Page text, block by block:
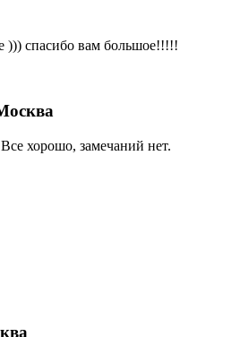
))) спасибо вам большое!!!!!
хорошо, замечаний нет.